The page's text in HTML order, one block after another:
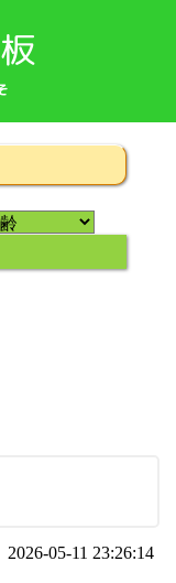
2026-05-11 23:26:14